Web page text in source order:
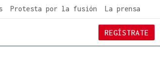
Protesta por la fusión La prensa
REGÍSTRATE